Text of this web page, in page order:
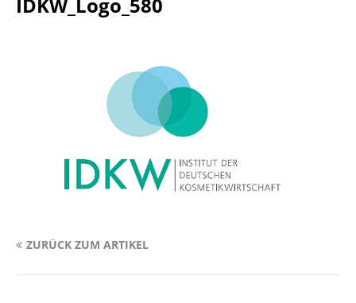
ZURÜCK ZUM ARTIKEL